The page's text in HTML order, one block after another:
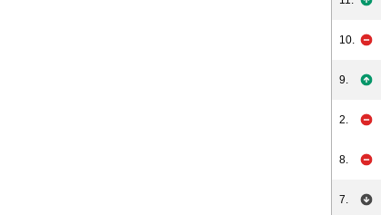
10.
9.
2.
8.
7.